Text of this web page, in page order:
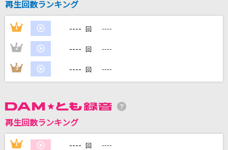
ポルノグラフィティ
カラオケ最新情報をチェック！
再生回数ランキング
1 ---- 回 ----
2 ---- 回 ----
3 ---- 回 ----
再生回数ランキング
1 ---- 回 ----